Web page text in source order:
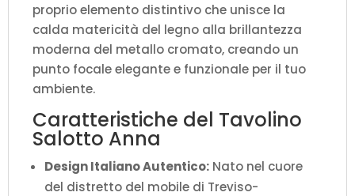
proprio elemento distintivo che unisce la
calda matericità del legno alla brillantezza
moderna del metallo cromato, creando un
punto focale elegante e funzionale per il tuo
ambiente.
Caratteristiche del Tavolino
Salotto Anna
Design Italiano Autentico: Nato nel cuore
del distretto del mobile di Treviso-